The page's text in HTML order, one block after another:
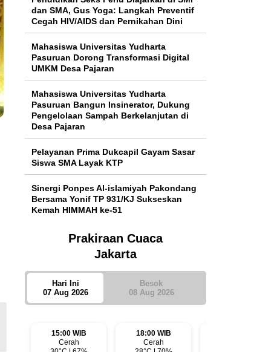
dan SMA, Gus Yoga: Langkah Preventif
Cegah HIV/AIDS dan Pernikahan Dini
Mahasiswa Universitas Yudharta
Pasuruan Dorong Transformasi Digital
UMKM Desa Pajaran
Mahasiswa Universitas Yudharta
Pasuruan Bangun Insinerator, Dukung
Pengelolaan Sampah Berkelanjutan di
Desa Pajaran
Pelayanan Prima Dukcapil Gayam Sasar
Siswa SMA Layak KTP
Sinergi Ponpes Al-islamiyah Pakondang
Bersama Yonif TP 931/KJ Sukseskan
Kemah HIMMAH ke-51
Prakiraan Cuaca
Jakarta
Hari Ini
07 Aug 2026
Besok
08 Aug 2026
15:00 WIB
Cerah
18:00 WIB
Cerah